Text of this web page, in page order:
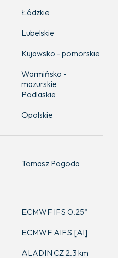
Łódzkie
Lubelskie
Kujawsko - pomorskie
Warmińsko -
mazurskie
Podlaskie
Opolskie
Tomasz Pogoda
ECMWF IFS 0.25°
ECMWF AIFS [AI]
ALADIN CZ 2.3 km